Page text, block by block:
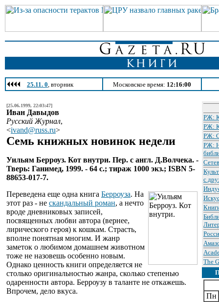
25.11. 0, вторник Московское время: 12:16:00
[25.06.1999, 22:03:47]
Иван Давыдов
Русский Журнал,
<ivand@russ.ru>
Семь книжных новинок недели
Уильям Берроуз. Кот внутри. Пер. с англ. Д.Волчека. -
Тверь: Ганимед, 1999. - 64 с.; тираж 1000 экз.; ISBN 5-
88653-017-7.
Переведена еще одна книга Берроуза. На
этот раз - не скандальный роман, а нечто
вроде дневниковых записей,
посвященных любви автора (вернее,
лирического героя) к кошкам. Страсть,
вполне понятная многим. И жанр
заметок о любимом домашнем животном
тоже не назовешь особенно новым.
Однако ценность книги определяется не
столько оригинальностью жанра, сколько степенью
одаренности автора. Берроузу в таланте не откажешь.
Впрочем, дело вкуса.
РЖ:
РЖ:
РЖ:
РЖ:
с
The
Пн